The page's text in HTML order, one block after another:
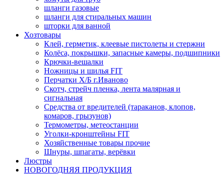
шланги газовые
шланги для стиральных машин
шторки для ванной
Хозтовары
Клей, герметик, клеевые пистолеты и стержни
Колёса, покрышки, запасные камеры, подшипники
Крючки-вешалки
Ножницы и шилья FIT
Перчатки Х/Б г.Иваново
Скотч, стрейч пленка, лента малярная и
сигнальная
Средства от вредителей (тараканов, клопов,
комаров, грызунов)
Термометры, метеостанции
Уголки-кронштейны FIT
Хозяйственные товары прочие
Шнуры, шпагаты, верёвки
Люстры
НОВОГОДНЯЯ ПРОДУКЦИЯ